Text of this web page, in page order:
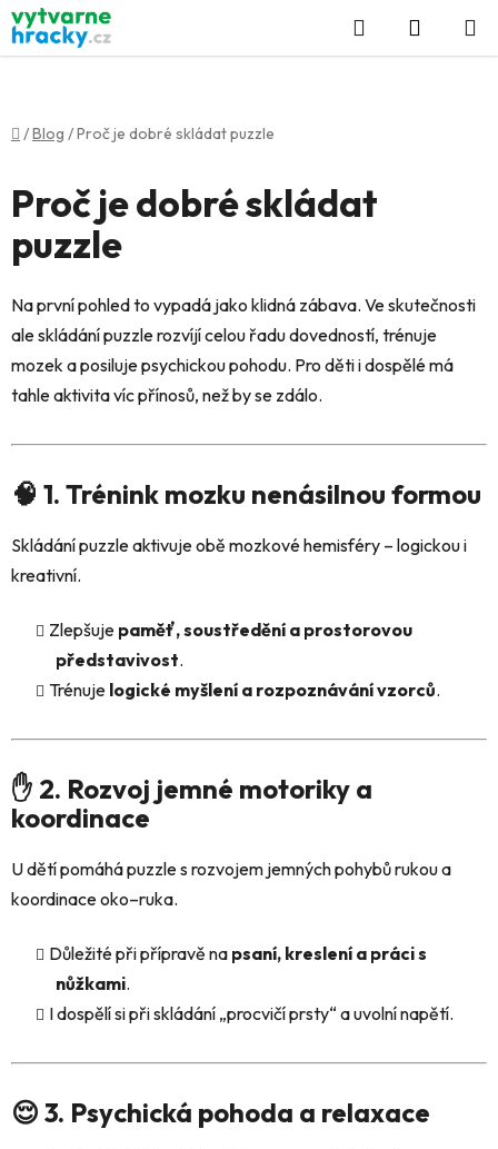
Přejít
na
obsah
Hledat
KOŠÍK
Domů
/Blog /Proč je dobré skládat puzzle
Proč je dobré skládat
puzzle
Na první pohled to vypadá jako klidná zábava. Ve skutečnosti
ale skládání puzzle rozvíjí celou řadu dovedností, trénuje
mozek a posiluje psychickou pohodu. Pro děti i dospělé má
tahle aktivita víc přínosů, než by se zdálo.
🧠 1. Trénink mozku nenásilnou formou
Skládání puzzle aktivuje obě mozkové hemisféry – logickou i
kreativní.
Zlepšuje paměť, soustředění a prostorovou
představivost.
Trénuje logické myšlení a rozpoznávání vzorců.
✋ 2. Rozvoj jemné motoriky a
koordinace
U dětí pomáhá puzzle s rozvojem jemných pohybů rukou a
koordinace oko–ruka.
Důležité při přípravě na psaní, kreslení a práci s
nůžkami.
I dospělí si při skládání „procvičí prsty“ a uvolní napětí.
😌 3. Psychická pohoda a relaxace